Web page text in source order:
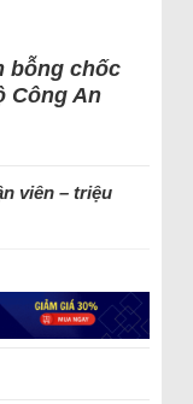
bỗng chốc
Công An
viên – triệu